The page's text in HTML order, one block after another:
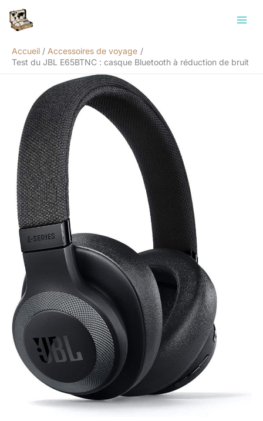
Accueil
Accessoires de voyage
Test du JBL E65BTNC : casque Bluetooth à réduction de bruit
Rechercher